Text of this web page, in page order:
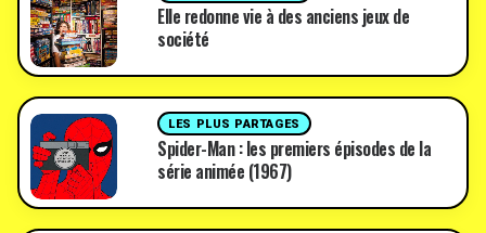
Elle redonne vie à des anciens jeux de
société
LES PLUS PARTAGES
Spider-Man : les premiers épisodes de la
série animée (1967)